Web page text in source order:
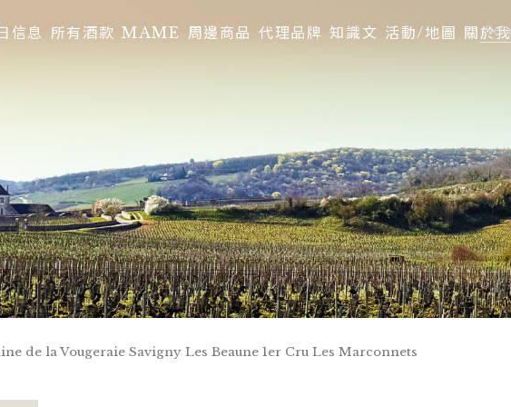
信息 所有酒款 MAME 周邊商品 代理品牌 知識文 活動/地圖 關於
de la Vougeraie Savigny Les Beaune 1er Cru Les Marconnets